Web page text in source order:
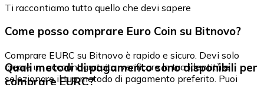
Ti raccontiamo tutto quello che devi sapere
Come posso comprare Euro Coin su Bitnovo?
Comprare EURC su Bitnovo è rapido e sicuro. Devi solo
creare un account gratuito, verificare la tua identità e
selezionare il tuo metodo di pagamento preferito. Puoi
Quali metodi di pagamento sono disponibili per
comprare EURC?